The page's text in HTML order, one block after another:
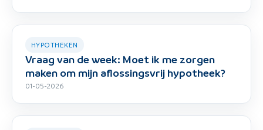
HYPOTHEKEN
Vraag van de week: Moet ik me zorgen
maken om mijn aflossingsvrij hypotheek?
01-05-2026